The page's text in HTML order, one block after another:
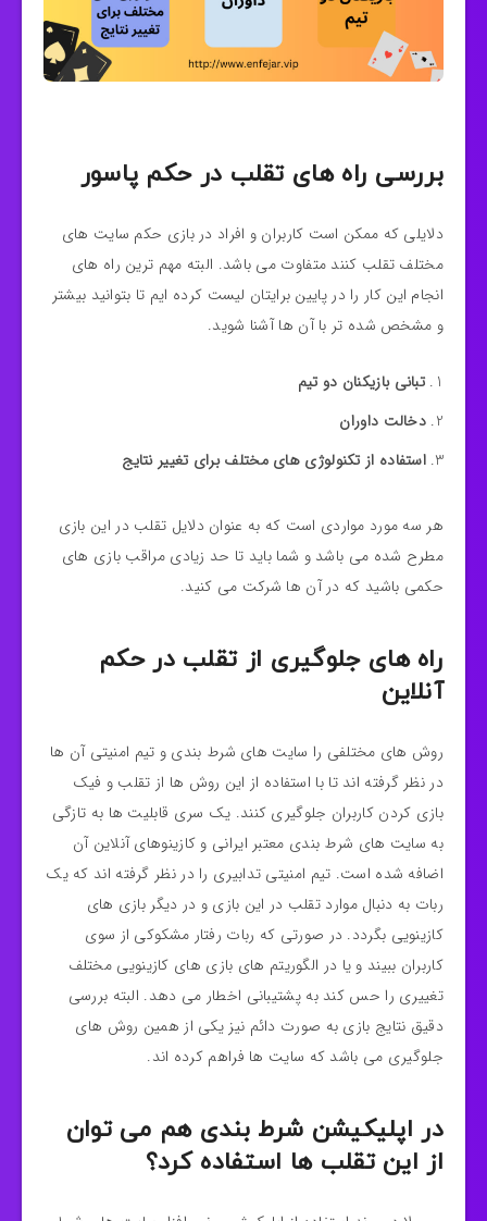
بررسی راه های تقلب در حکم پاسور
دلایلی که ممکن است کاربران و افراد در بازی حکم سایت های
مختلف تقلب کنند متفاوت می باشد. البته مهم ترین راه های
انجام این کار را در پایین برایتان لیست کرده ایم تا بتوانید بیشتر
و مشخص شده تر با آن ها آشنا شوید.
تبانی بازیکنان دو تیم
دخالت داوران
استفاده از تکنولوژی های مختلف برای تغییر نتایج
هر سه مورد مواردی است که به عنوان دلایل تقلب در این بازی
مطرح شده می باشد و شما باید تا حد زیادی مراقب بازی های
حکمی باشید که در آن ها شرکت می کنید.
راه های جلوگیری از تقلب در حکم
آنلاین
روش های مختلفی را سایت های شرط بندی و تیم امنیتی آن ها
در نظر گرفته اند تا با استفاده از این روش ها از تقلب و فیک
بازی کردن کاربران جلوگیری کنند. یک سری قابلیت ها به تازگی
به سایت های شرط بندی معتبر ایرانی و کازینوهای آنلاین آن
اضافه شده است. تیم امنیتی تدابیری را در نظر گرفته اند که یک
ربات به دنبال موارد تقلب در این بازی و در دیگر بازی های
کازینویی بگردد. در صورتی که ربات رفتار مشکوکی از سوی
کاربران ببیند و یا در الگوریتم های بازی های کازینویی مختلف
تغییری را حس کند به پشتیبانی اخطار می دهد. البته بررسی
دقیق نتایج بازی به صورت دائم نیز یکی از همین روش های
جلوگیری می باشد که سایت ها فراهم کرده اند.
در اپلیکیشن شرط بندی هم می توان
از این تقلب ها استفاده کرد؟